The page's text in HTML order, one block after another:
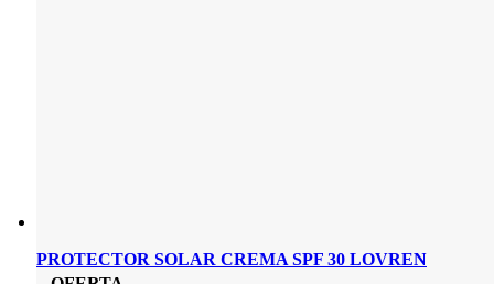
PROTECTOR SOLAR CREMA SPF 30 LOVREN